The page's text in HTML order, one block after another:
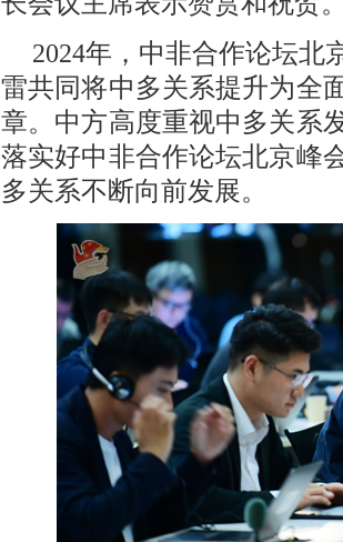
2024年，中非合作论坛北
雷共同将中多关系提升为全
章。中方高度重视中多关系
落实好中非合作论坛北京峰
多关系不断向前发展。